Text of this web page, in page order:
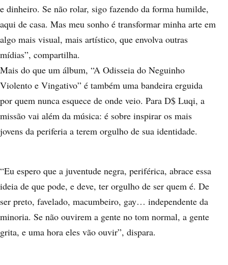
e dinheiro. Se não rolar, sigo fazendo da forma humilde,
aqui de casa. Mas meu sonho é transformar minha arte em
algo mais visual, mais artístico, que envolva outras
mídias”, compartilha.
Mais do que um álbum, “A Odisseia do Neguinho
Violento e Vingativo” é também uma bandeira erguida
por quem nunca esquece de onde veio. Para D$ Luqi, a
missão vai além da música: é sobre inspirar os mais
jovens da periferia a terem orgulho de sua identidade.
“Eu espero que a juventude negra, periférica, abrace essa
ideia de que pode, e deve, ter orgulho de ser quem é. De
ser preto, favelado, macumbeiro, gay… independente da
minoria. Se não ouvirem a gente no tom normal, a gente
grita, e uma hora eles vão ouvir”, dispara.